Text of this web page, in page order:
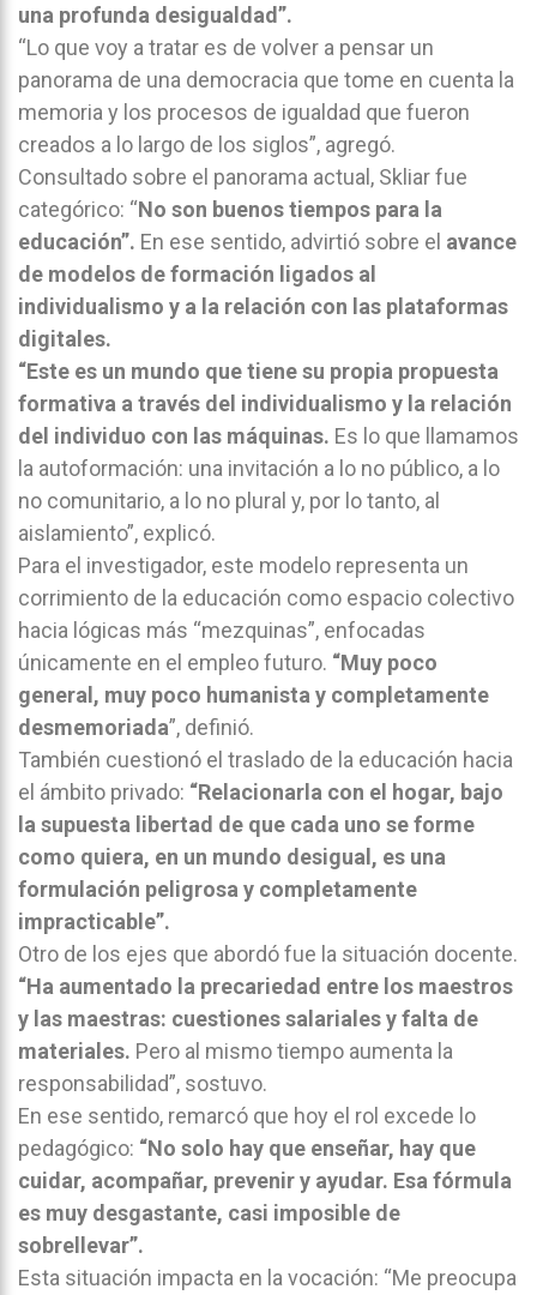
una profunda desigualdad”.
“Lo que voy a tratar es de volver a pensar un
panorama de una democracia que tome en cuenta la
memoria y los procesos de igualdad que fueron
creados a lo largo de los siglos”, agregó.
Consultado sobre el panorama actual, Skliar fue
categórico: “No son buenos tiempos para la
educación”. En ese sentido, advirtió sobre el avance
de modelos de formación ligados al
individualismo y a la relación con las plataformas
digitales.
“Este es un mundo que tiene su propia propuesta
formativa a través del individualismo y la relación
del individuo con las máquinas. Es lo que llamamos
la autoformación: una invitación a lo no público, a lo
no comunitario, a lo no plural y, por lo tanto, al
aislamiento”, explicó.
Para el investigador, este modelo representa un
corrimiento de la educación como espacio colectivo
hacia lógicas más “mezquinas”, enfocadas
únicamente en el empleo futuro. “Muy poco
general, muy poco humanista y completamente
desmemoriada”, definió.
También cuestionó el traslado de la educación hacia
el ámbito privado: “Relacionarla con el hogar, bajo
la supuesta libertad de que cada uno se forme
como quiera, en un mundo desigual, es una
formulación peligrosa y completamente
impracticable”.
Otro de los ejes que abordó fue la situación docente.
“Ha aumentado la precariedad entre los maestros
y las maestras: cuestiones salariales y falta de
materiales. Pero al mismo tiempo aumenta la
responsabilidad”, sostuvo.
En ese sentido, remarcó que hoy el rol excede lo
pedagógico: “No solo hay que enseñar, hay que
cuidar, acompañar, prevenir y ayudar. Esa fórmula
es muy desgastante, casi imposible de
sobrellevar”.
Esta situación impacta en la vocación: “Me preocupa